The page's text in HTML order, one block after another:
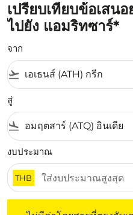
เปรียบเทียบข้อเสน
ไปยัง แอมริทซาร์*
จาก
flight_takeoff
สู่
flight_land
งบประมาณ
THB